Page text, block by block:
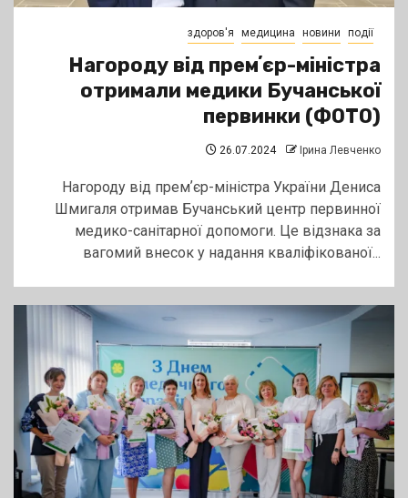
здоров'я медицина новини події
Нагороду від премʼєр-міністра
отримали медики Бучанської
первинки (ФОТО)
26.07.2024 Ірина Левченко
Нагороду від премʼєр-міністра України Дениса
Шмигаля отримав Бучанський центр первинної
медико-санітарної допомоги. Це відзнака за
вагомий внесок у надання кваліфікованої...